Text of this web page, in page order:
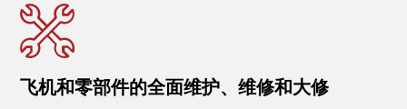
飞机和零部件的全面维护、维修和大修